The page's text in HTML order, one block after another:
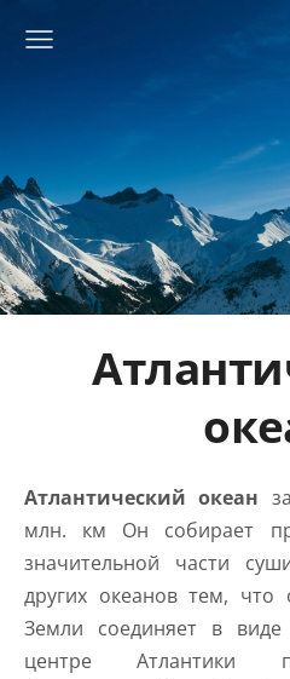
Атлантический океан
млн. км Он собирает
значительной части
других океанов тем, что
Земли соединяет в
центре Атлантики